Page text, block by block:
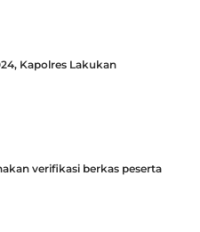
Kapolres Lakukan
verifikasi berkas peserta